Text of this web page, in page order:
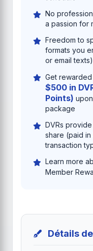
No
a passion for
Freedom to
formats you
or email texts)
Get rewarded
$500 in
Points)
package
DVRs
share (paid in
transaction
Learn more
Member
Détails